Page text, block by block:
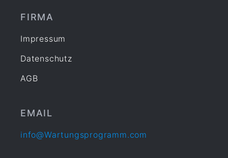
FIRMA
Impressum
Datenschutz
AGB
EMAIL
info@Wartungsprogramm.com